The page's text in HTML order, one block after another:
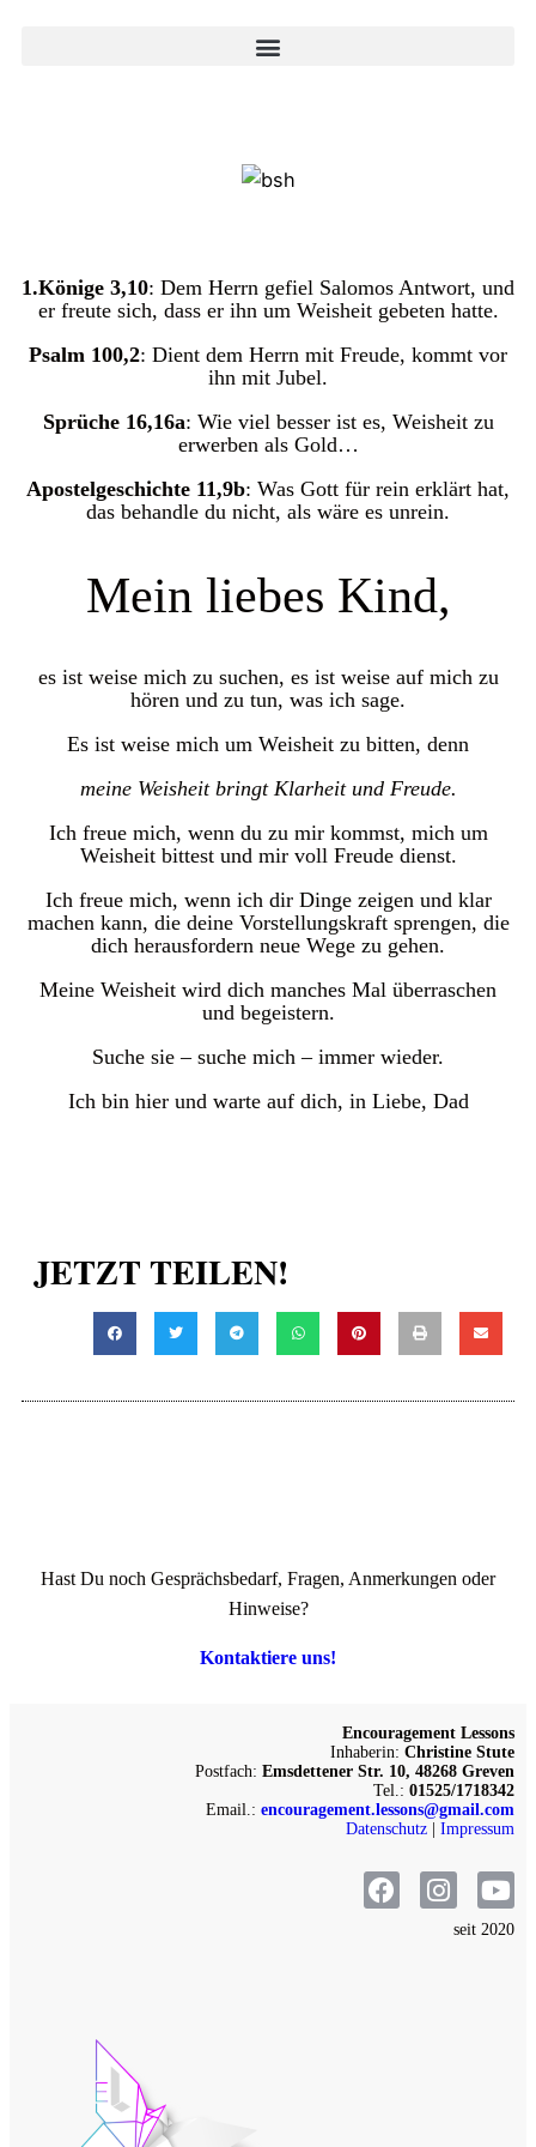
1.Könige 3,10: Dem Herrn gefiel Salomos Antwort, und
er freute sich, dass er ihn um Weisheit gebeten hatte.
Psalm 100,2: Dient dem Herrn mit Freude, kommt vor
ihn mit Jubel.
Sprüche 16,16a: Wie viel besser ist es, Weisheit zu
erwerben als Gold…
Apostelgeschichte 11,9b: Was Gott für rein erklärt hat,
das behandle du nicht, als wäre es unrein.
Mein liebes Kind,
es ist weise mich zu suchen, es ist weise auf mich zu
hören und zu tun, was ich sage.
Es ist weise mich um Weisheit zu bitten, denn
meine Weisheit bringt Klarheit und Freude.
Ich freue mich, wenn du zu mir kommst, mich um
Weisheit bittest und mir voll Freude dienst.
Ich freue mich, wenn ich dir Dinge zeigen und klar
machen kann, die deine Vorstellungskraft sprengen, die
dich herausfordern neue Wege zu gehen.
Meine Weisheit wird dich manches Mal überraschen
und begeistern.
Suche sie – suche mich – immer wieder.
Ich bin hier und warte auf dich, in Liebe, Dad
JETZT TEILEN!
Hast Du noch Gesprächsbedarf, Fragen, Anmerkungen oder
Hinweise?
Kontaktiere uns!
Encouragement Lessons
Inhaberin: Christine Stute
Postfach: Emsdettener Str. 10, 48268 Greven
Tel.: 01525/1718342
Email.: encouragement.lessons@gmail.com
Datenschutz
Impressum
seit 2020